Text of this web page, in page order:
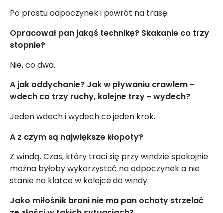
Po prostu odpoczynek i powrót na trasę.
Opracował pan jakąś technikę? Skakanie co trzy
stopnie?
Nie, co dwa.
A jak oddychanie? Jak w pływaniu crawlem -
wdech co trzy ruchy, kolejne trzy - wydech?
Jeden wdech i wydech co jeden krok.
A z czym są największe kłopoty?
Z windą. Czas, który traci się przy windzie spokojnie
można byłoby wykorzystać na odpoczynek a nie
stanie na klatce w kolejce do windy.
Jako miłośnik broni nie ma pan ochoty strzelać